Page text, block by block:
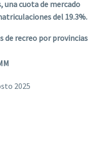
una cuota de mercado
del 19.3%.
de recreo por provincias